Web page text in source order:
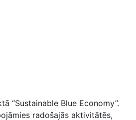
“Sustainable Blue Economy”.
radošajās aktivitātēs,